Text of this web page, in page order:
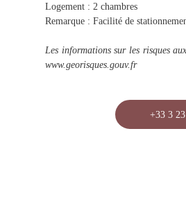
Logement : 2 chambres
Remarque : Facilité de
Les informations sur les risques
www.georisques.gouv.fr
+33 3